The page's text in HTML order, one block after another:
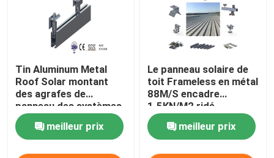
Exposition de VR
Au sujet de nous
Visite d'usine
Contrôle de qualité
Tin Aluminum Metal
Roof Solar montant
des agrafes de
panneau des systèmes
88M/S
meilleur prix
Le panneau solaire de
toit Frameless en métal
88M/S encadre
1.5KN/M2 ridé
meilleur prix